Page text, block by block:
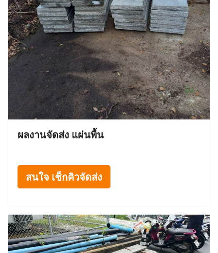
ผลงานจัดส่ง แผ่นพื้น
สนใจ เช็กคิวจัดส่ง